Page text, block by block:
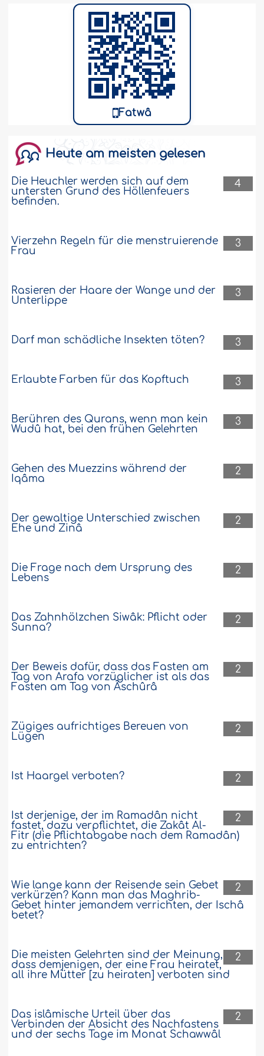
Fatwâ
Heute am meisten gelesen
4
Die Heuchler werden sich auf dem
untersten Grund des Höllenfeuers
befinden.
3
Vierzehn Regeln für die menstruierende
Frau
3
Rasieren der Haare der Wange und der
Unterlippe
3
Darf man schädliche Insekten töten?
3
Erlaubte Farben für das Kopftuch
3
Berühren des Qurans, wenn man kein
Wudû hat, bei den frühen Gelehrten
2
Gehen des Muezzins während der
Iqâma
2
Der gewaltige Unterschied zwischen
Ehe und Zinâ
2
Die Frage nach dem Ursprung des
Lebens
2
Das Zahnhölzchen Siwâk: Pflicht oder
Sunna?
2
Der Beweis dafür, dass das Fasten am
Tag von Arafa vorzüglicher ist als das
Fasten am Tag von Âschûrâ
2
Zügiges aufrichtiges Bereuen von
Lügen
2
Ist Haargel verboten?
2
Ist derjenige, der im Ramadân nicht
fastet, dazu verpflichtet, die Zakât Al-
Fitr (die Pflichtabgabe nach dem Ramadân)
zu entrichten?
2
Wie lange kann der Reisende sein Gebet
verkürzen? Kann man das Maghrib-
Gebet hinter jemandem verrichten, der Ischâ
betet?
2
Die meisten Gelehrten sind der Meinung,
dass demjenigen, der eine Frau heiratet,
all ihre Mütter [zu heiraten] verboten sind
2
Das islâmische Urteil über das
Verbinden der Absicht des Nachfastens
und der sechs Tage im Monat Schawwâl